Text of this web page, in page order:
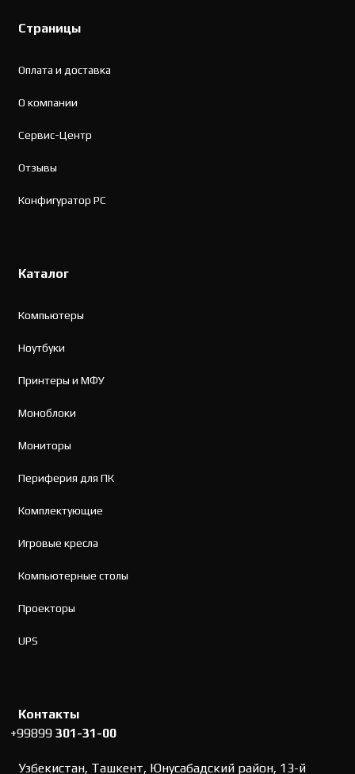
Страницы
Оплата и доставка
О компании
Сервис-Центр
Отзывы
Конфигуратор PC
Каталог
Компьютеры
Ноутбуки
Принтеры и МФУ
Моноблоки
Мониторы
Периферия для ПК
Комплектующие
Игровые кресла
Компьютерные столы
Проекторы
UPS
Контакты
+99899301-31-00
Узбекистан, Ташкент, Юнусабадский район, 13-й